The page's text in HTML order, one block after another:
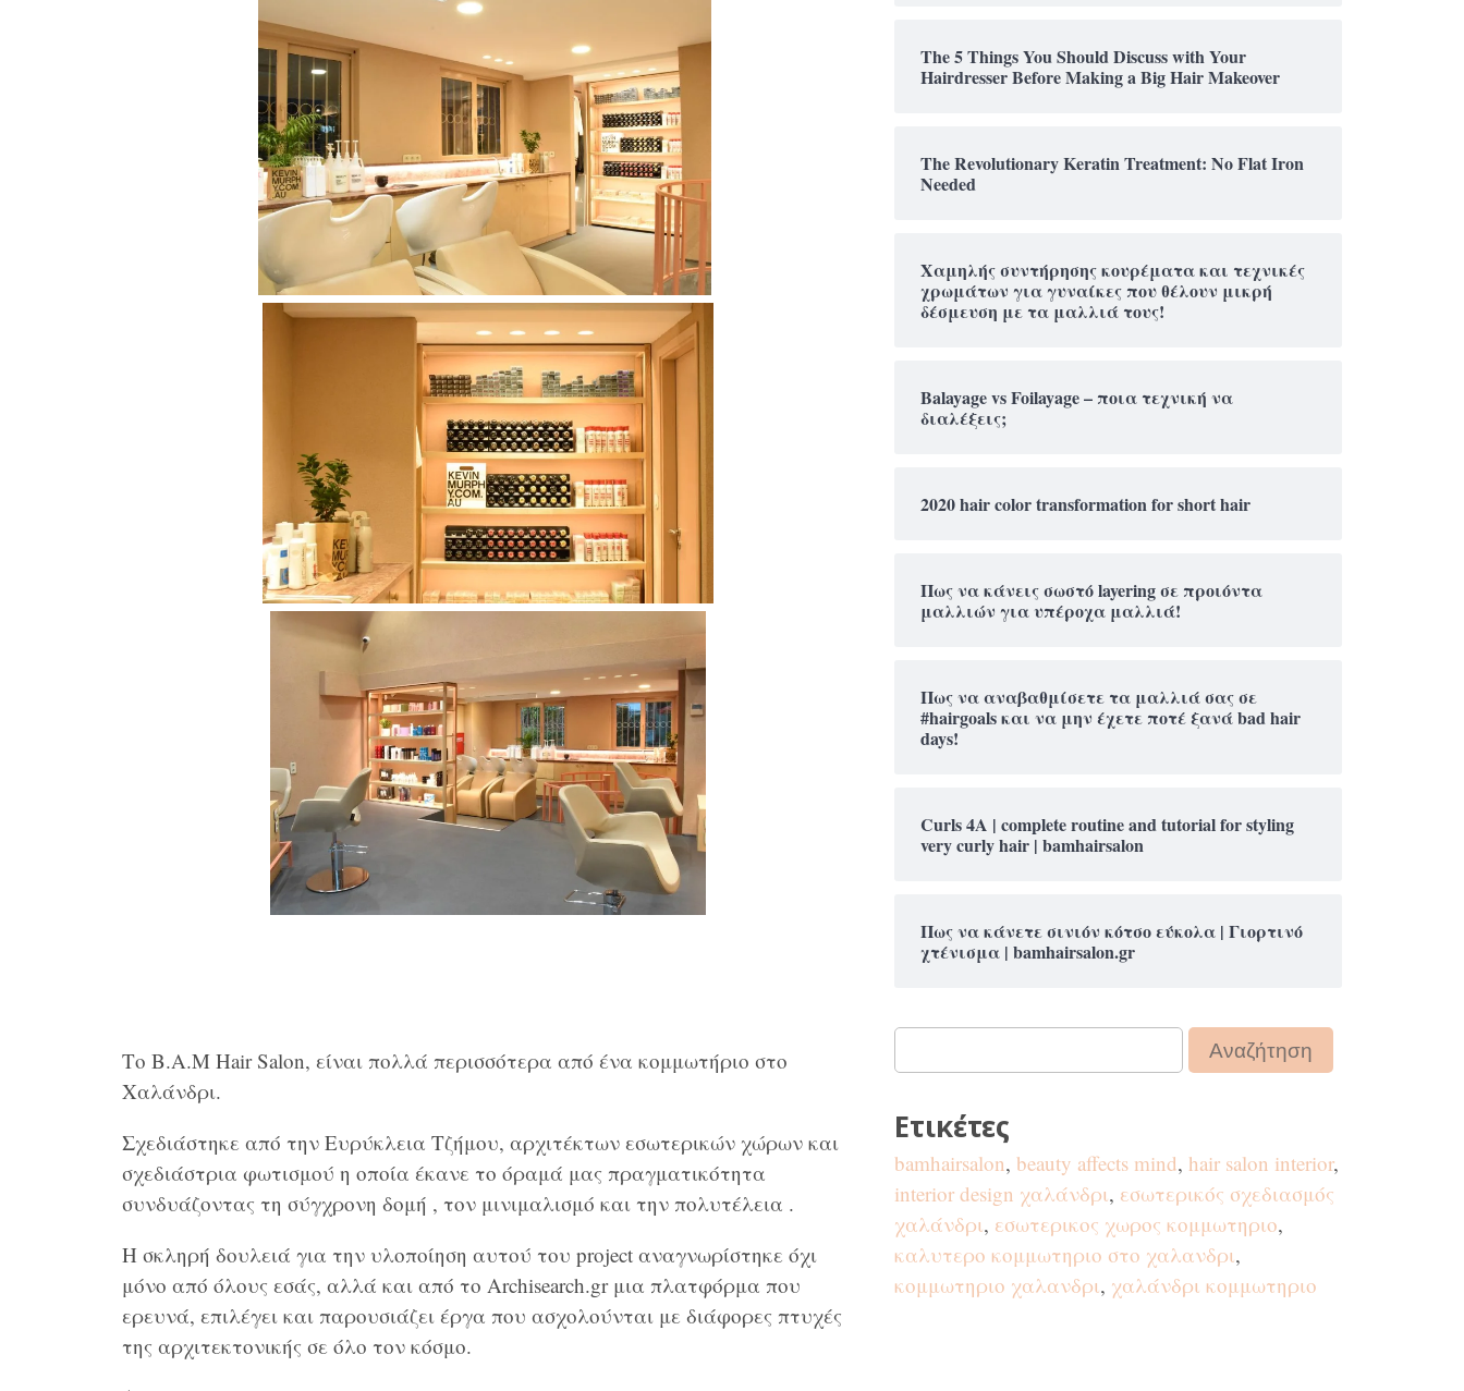
Το B.A.M Hair Salon, είναι πολλά περισσότερα από ένα κομμωτήριο στο
Χαλάνδρι.
Σχεδιάστηκε από την Ευρύκλεια Τζήμου, αρχιτέκτων εσωτερικών χώρων και
σχεδιάστρια φωτισμού η οποία έκανε το όραμά μας πραγματικότητα
συνδυάζοντας τη σύγχρονη δομή , τον μινιμαλισμό και την πολυτέλεια .
Η σκληρή δουλειά για την υλοποίηση αυτού του project αναγνωρίστηκε όχι
μόνο από όλους εσάς, αλλά και από το Archisearch.gr μια πλατφόρμα που
ερευνά, επιλέγει και παρουσιάζει έργα που ασχολούνται με διάφορες πτυχές
της αρχιτεκτονικής σε όλο τον κόσμο.
The 5 Things You Should Discuss with Your
Hairdresser Before Making a Big Hair Makeover
The Revolutionary Keratin Treatment: No Flat Iron
Needed
Χαμηλής συντήρησης κουρέματα και τεχνικές
χρωμάτων για γυναίκες που θέλουν μικρή
δέσμευση με τα μαλλιά τους!
Balayage vs Foilayage – ποια τεχνική να
διαλέξεις;
2020 hair color transformation for short hair
Πως να κάνεις σωστό layering σε προιόντα
μαλλιών για υπέροχα μαλλιά!
Πως να αναβαθμίσετε τα μαλλιά σας σε
#hairgoals και να μην έχετε ποτέ ξανά bad hair
days!
Curls 4A | complete routine and tutorial for styling
very curly hair | bamhairsalon
Πως να κάνετε σινιόν κότσο εύκολα | Γιορτινό
χτένισμα | bamhairsalon.gr
Ετικέτες
bamhairsalon, beauty affects mind, hair salon interior,
interior design χαλάνδρι, εσωτερικός σχεδιασμός
χαλάνδρι, εσωτερικος χωρος κομμωτηριο,
καλυτερο κομμωτηριο στο χαλανδρι,
κομμωτηριο χαλανδρι, χαλάνδρι κομμωτηριο